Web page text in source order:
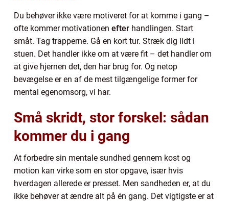
Du behøver ikke være motiveret for at komme i gang –
ofte kommer motivationen efter handlingen. Start
småt. Tag trapperne. Gå en kort tur. Stræk dig lidt i
stuen. Det handler ikke om at være fit – det handler om
at give hjernen det, den har brug for. Og netop
bevægelse er en af de mest tilgængelige former for
mental egenomsorg, vi har.
Små skridt, stor forskel: sådan
kommer du i gang
At forbedre sin mentale sundhed gennem kost og
motion kan virke som en stor opgave, især hvis
hverdagen allerede er presset. Men sandheden er, at du
ikke behøver at ændre alt på én gang. Det vigtigste er at